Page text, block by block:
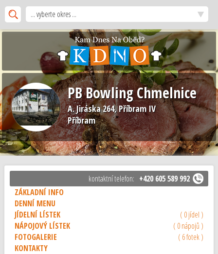
... vyberte okres ...
PB Bowling Chmelnice
A. Jiráska 264, Příbram IV
Příbram
kontaktní telefon: +420 605 589 992
ZÁKLADNÍ INFO
DENNÍ MENU
JÍDELNÍ LÍSTEK
( 0 jídel )
NÁPOJOVÝ LÍSTEK
( 0 nápojů )
FOTOGALERIE
( 6 fotek )
KONTAKTY